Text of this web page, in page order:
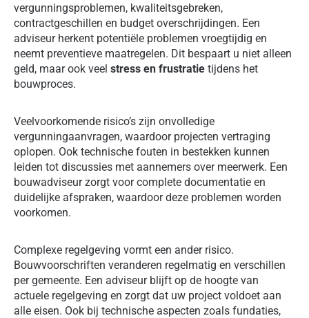
vergunningsproblemen, kwaliteitsgebreken,
contractgeschillen en budget overschrijdingen. Een
adviseur herkent potentiële problemen vroegtijdig en
neemt preventieve maatregelen. Dit bespaart u niet alleen
geld, maar ook veel stress en frustratie tijdens het
bouwproces.
Veelvoorkomende risico’s zijn onvolledige
vergunningaanvragen, waardoor projecten vertraging
oplopen. Ook technische fouten in bestekken kunnen
leiden tot discussies met aannemers over meerwerk. Een
bouwadviseur zorgt voor complete documentatie en
duidelijke afspraken, waardoor deze problemen worden
voorkomen.
Complexe regelgeving vormt een ander risico.
Bouwvoorschriften veranderen regelmatig en verschillen
per gemeente. Een adviseur blijft op de hoogte van
actuele regelgeving en zorgt dat uw project voldoet aan
alle eisen. Ook bij technische aspecten zoals fundaties,